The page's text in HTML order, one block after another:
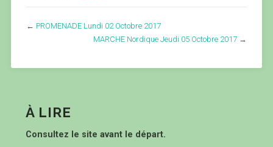
← PROMENADE Lundi 02 Octobre 2017
MARCHE Nordique Jeudi 05 Octobre 2017 →
À LIRE
Consultez le site avant le départ.